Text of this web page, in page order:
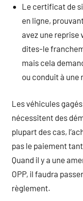
Le certificat de
en ligne,
avez une reprise
dites-le
mais cela
ou conduit à
Les véhicules
nécessitent des
plupart des cas,
pas le paiement
Quand il y a une
OPP, il faudra
règlement.